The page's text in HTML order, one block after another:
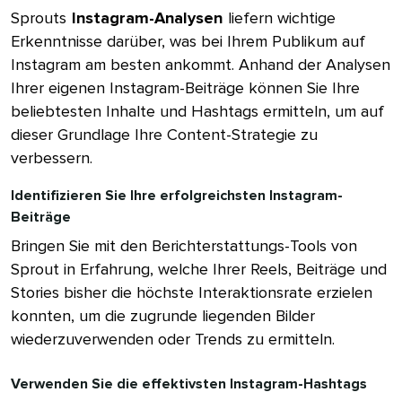
Sprouts​​ Instagram-Analysen​​ liefern wichtige
Erkenntnisse darüber, was bei Ihrem Publikum auf
Instagram am besten ankommt. Anhand der Analysen
Ihrer eigenen Instagram-Beiträge können Sie Ihre
beliebtesten Inhalte und Hashtags ermitteln, um auf
dieser Grundlage Ihre Content-Strategie zu
verbessern.​​
Identifizieren Sie Ihre erfolgreichsten Instagram-
Beiträge​​
Bringen Sie mit den Berichterstattungs-Tools von
Sprout in Erfahrung, welche Ihrer Reels, Beiträge und
Stories bisher die höchste Interaktionsrate erzielen
konnten, um die zugrunde liegenden Bilder
wiederzuverwenden oder Trends zu ermitteln.​​
Verwenden Sie die effektivsten Instagram-Hashtags​​